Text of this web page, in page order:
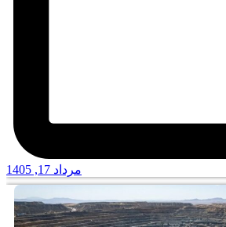
مرداد 17, 1405